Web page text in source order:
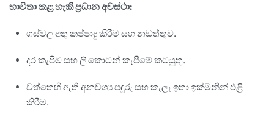
භාවිතා කළ හැකි ප්‍රධාන අවස්ථා:
ගස්වල අතු කප්පාදු කිරීම සහ නඩත්තුව.
දර කැපීම සහ ලී කොටන් කැපීමේ කටයුතු.
වත්තෙහි ඇති අනවශ්‍ය පඳුරු සහ කැලෑ ඉතා ඉක්මනින් එළි
කිරීම.